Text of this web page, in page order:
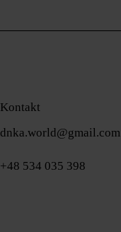
Kontakt
dnka.world@gmail.com
+48 534 035 398